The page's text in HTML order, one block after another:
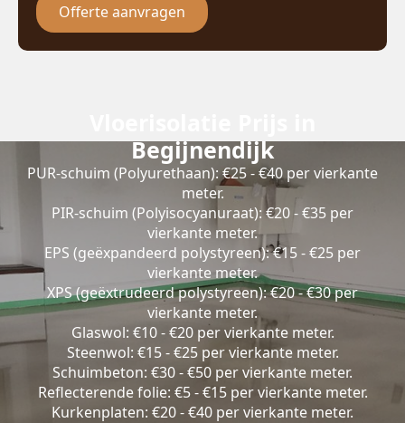
Offerte aanvragen
Begijnendijk
PUR-schuim (Polyurethaan): €25 - €40 per vierkante
meter.
PIR-schuim (Polyisocyanuraat): €20 - €35 per
vierkante meter.
EPS (geëxpandeerd polystyreen): €15 - €25 per
vierkante meter.
XPS (geëxtrudeerd polystyreen): €20 - €30 per
vierkante meter.
Glaswol: €10 - €20 per vierkante meter.
Steenwol: €15 - €25 per vierkante meter.
Schuimbeton: €30 - €50 per vierkante meter.
Reflecterende folie: €5 - €15 per vierkante meter.
Kurkenplaten: €20 - €40 per vierkante meter.